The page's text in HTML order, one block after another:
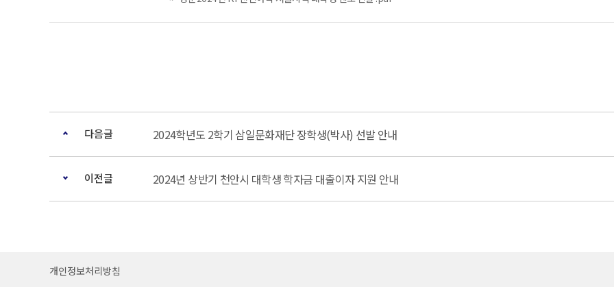
다음글 2024학년도 2학기 삼일문화재단 장학생(박사) 선발 안내
이전글 2024년 상반기 천안시 대학생 학자금 대출이자 지원 안내
개인정보처리방침